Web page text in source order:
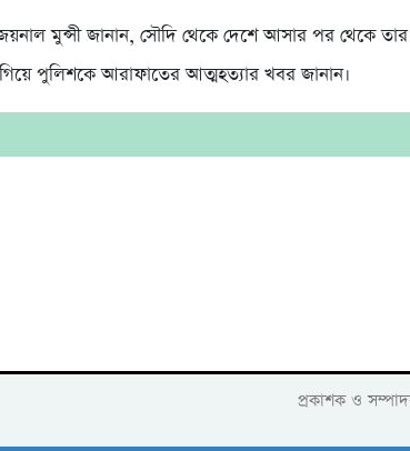
মুন্সী জানান, সৌদি থেকে দেশে আসার পর থেকে তার
পুলিশকে আরাফাতের আত্মহত্যার খবর জানান।
প্রকাশক ও